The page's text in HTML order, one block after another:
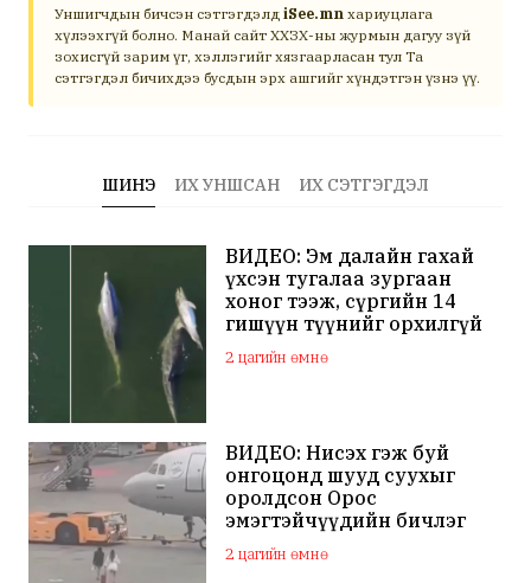
Уншигчдын бичсэн сэтгэгдэлд iSee.mn хариуцлага
хүлээхгүй болно. Манай сайт ХХЗХ-ны журмын дагуу зүй
зохисгүй зарим үг, хэллэгийг хязгаарласан тул Та
сэтгэгдэл бичихдээ бусдын эрх ашгийг хүндэтгэн үзнэ үү.
ШИНЭ ИХ УНШСАН ИХ СЭТГЭГДЭЛ
ВИДЕО: Эм далайн гахай
үхсэн тугалаа зургаан
хоног тээж, сүргийн 14
гишүүн түүнийг орхилгүй
сэлжээ
2 цагийн өмнө
ВИДЕО: Нисэх гэж буй
онгоцонд шууд суухыг
оролдсон Орос
эмэгтэйчүүдийн бичлэг
дэлхий нийтийн
анхааралд оров
2 цагийн өмнө